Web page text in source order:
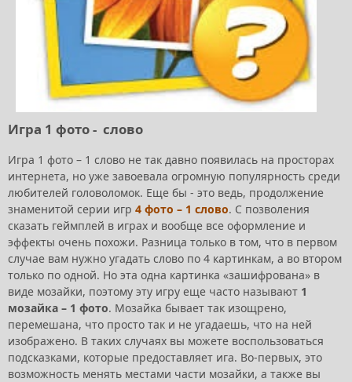
Игра 1 фото - слово
Игра 1 фото – 1 слово не так давно появилась на просторах
интернета, но уже завоевала огромную популярность среди
любителей головоломок. Еще бы - это ведь, продолжение
знаменитой серии игр 4 фото – 1 слово. С позволения
сказать геймплей в играх и вообще все оформление и
эффекты очень похожи. Разница только в том, что в первом
случае вам нужно угадать слово по 4 картинкам, а во втором
только по одной. Но эта одна картинка «зашифрована» в
виде мозайки, поэтому эту игру еще часто называют 1
мозайка – 1 фото. Мозайка бывает так изощрено,
перемешана, что просто так и не угадаешь, что на ней
изображено. В таких случаях вы можете воспользоваться
подсказками, которые предоставляет ига. Во-первых, это
возможность менять местами части мозайки, а также вы